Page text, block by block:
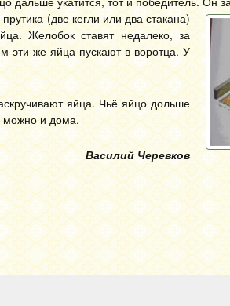
(две кегли или два стакана)
Желобок ставят недалеко, за
эти же яйца пускают в воротца. У
яйца. Чьё яйцо дольше
можно и дома.
Василий Черевков